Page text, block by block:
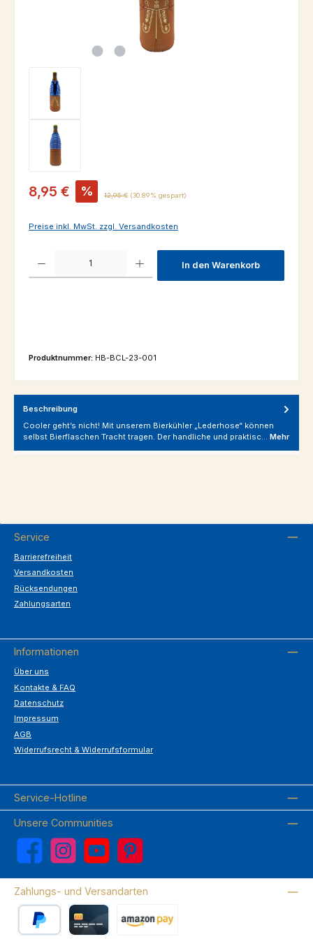
Verkaufspreis:
8,95 € % Regulärer Preis:
12,95 € (30.89% gespart)
Preise inkl. MwSt. zzgl. Versandkosten
Produkt Anzahl: Gib den gewünschten Wert ein oder benutze die
In den Warenkorb
Produktnummer: HB-BCL-23-001
Beschreibung
Cooler geht’s nicht! Mit unserem Bierkühler „Lederhose“ können
selbst Bierflaschen Tracht tragen. Der handliche und praktisc… Mehr
Service
Barrierefreiheit
Versandkosten
Rücksendungen
Zahlungsarten
Informationen
Über uns
Kontakte & FAQ
Datenschutz
Impressum
AGB
Widerrufsrecht & Widerrufsformular
Service-Hotline
Unsere Communities
Facebook Instagram YouTube Pinterest
Zahlungs- und Versandarten